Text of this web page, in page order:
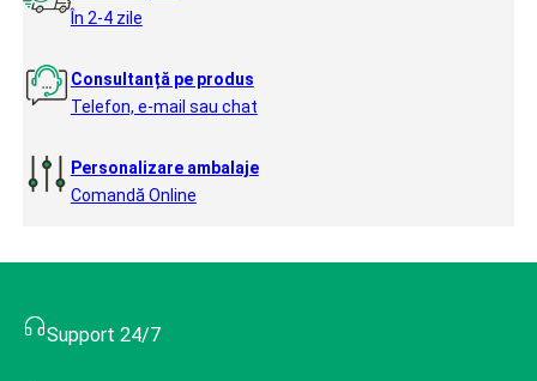
În 2-4 zile
Consultanță pe produs
Telefon, e-mail sau chat
Personalizare ambalaje
Comandă Online
Support 24/7